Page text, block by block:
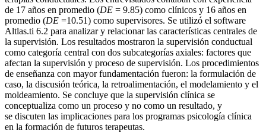
de 17 años en promedio (DE = 9.85) como clínicos y 16 años en
promedio (DE =10.51) como supervisores. Se utilizó el software
Altlas.ti 6.2 para analizar y relacionar las características centrales de
la supervisión. Los resultados mostraron la supervisión conductual
como categoría central con dos subcategorías axiales: factores que
afectan la supervisión y proceso de supervisión. Los procedimientos
de enseñanza con mayor fundamentación fueron: la formulación de
caso, la discusión teórica, la retroalimentación, el modelamiento y el
moldeamiento. Se concluye que la supervisión clínica se
conceptualiza como un proceso y no como un resultado, y
se discuten las implicaciones para los programas psicología clínica
en la formación de futuros terapeutas.